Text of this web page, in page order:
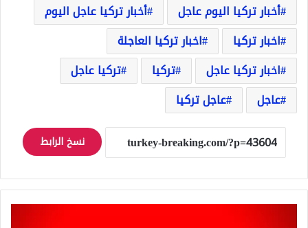
أخبار تركيا اليوم عاجل
أخبار تركيا عاجل اليوم
اخبار تركيا
اخبار تركيا العاجلة
اخبار تركيا عاجل
تركيا
تركيا عاجل
عاجل
عاجل تركيا
نسخ الرابط